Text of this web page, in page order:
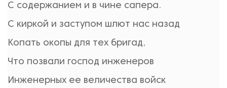
С содержанием и в чине сапера.
С киркой и заступом шлют нас назад
Копать окопы для тех бригад,
Что позвали господ инженеров
Инженерных ее величества войск